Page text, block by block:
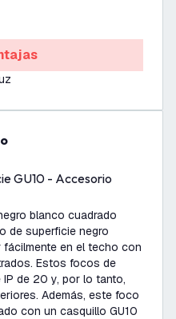
GU10 - Accesorio
blanco cuadrado
de superficie negro
en el techo con
Estos focos de
de 20 y, por lo tanto,
Además, este foco
con un casquillo GU10